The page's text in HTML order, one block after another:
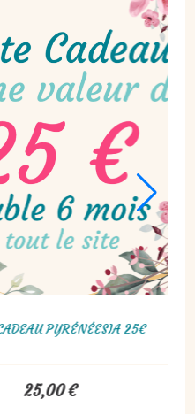
CARTE